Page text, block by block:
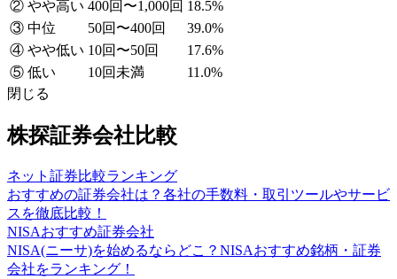
② やや高い 400回〜1,000回 18.5%
③ 中位
50回〜400回
39.0%
④ やや低い 10回〜50回
17.6%
⑤ 低い
10回未満
11.0%
閉じる
株探証券会社比較
ネット証券比較ランキング
おすすめの証券会社は？各社の手数料・取引ツールやサービ
スを徹底比較！
NISAおすすめ証券会社
NISA(ニーサ)を始めるならどこ？NISAおすすめ銘柄・証券
会社をランキング！